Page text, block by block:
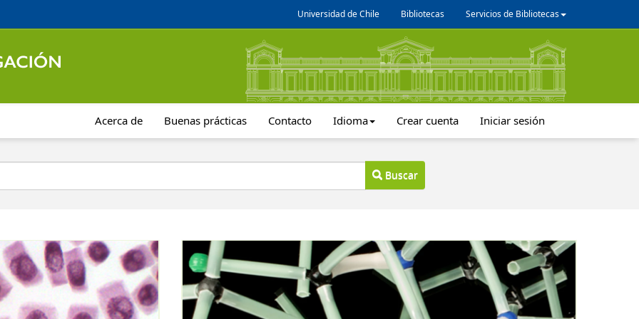
Universidad de Chile Bibliotecas Servicios de Bibliotecas
Acerca de Buenas prácticas Contacto Idioma Crear cuenta Iniciar sesión
Buscar